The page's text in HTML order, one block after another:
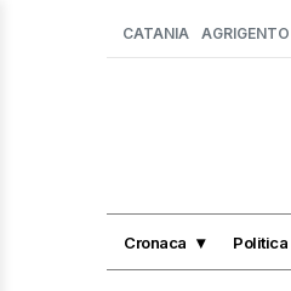
CATANIA AGRIGENTO
Cronaca Politica